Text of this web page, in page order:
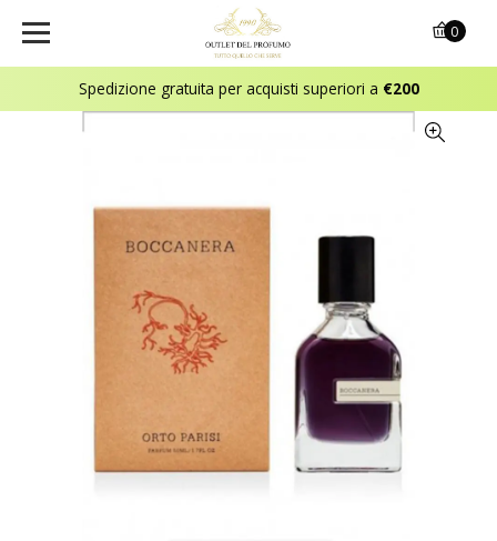
Spedizione gratuita per acquisti superiori a €200
0